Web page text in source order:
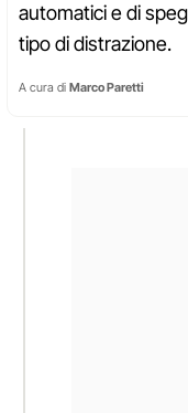
automatici e di
tipo di distrazione.
A cura di Marco Paretti